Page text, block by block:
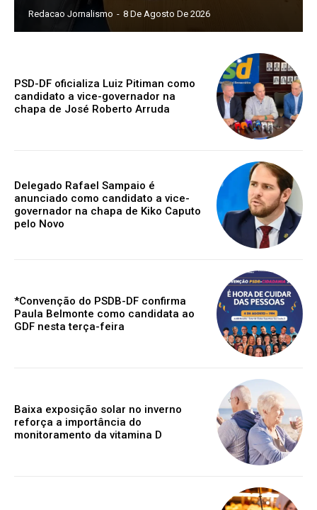
Redacao Jornalismo - 8 De Agosto De 2026
PSD-DF oficializa Luiz Pitiman como
candidato a vice-governador na
chapa de José Roberto Arruda
Delegado Rafael Sampaio é
anunciado como candidato a vice-
governador na chapa de Kiko Caputo
pelo Novo
*Convenção do PSDB-DF confirma
Paula Belmonte como candidata ao
GDF nesta terça-feira
Baixa exposição solar no inverno
reforça a importância do
monitoramento da vitamina D